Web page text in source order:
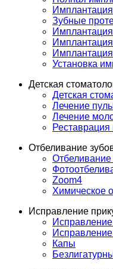
Зубные
Установка
Детская
Детская
Лечение
Лечение
Отбеливание
Отбеливание
Zoom4
Химическое
Исправление
Исправление
Капы